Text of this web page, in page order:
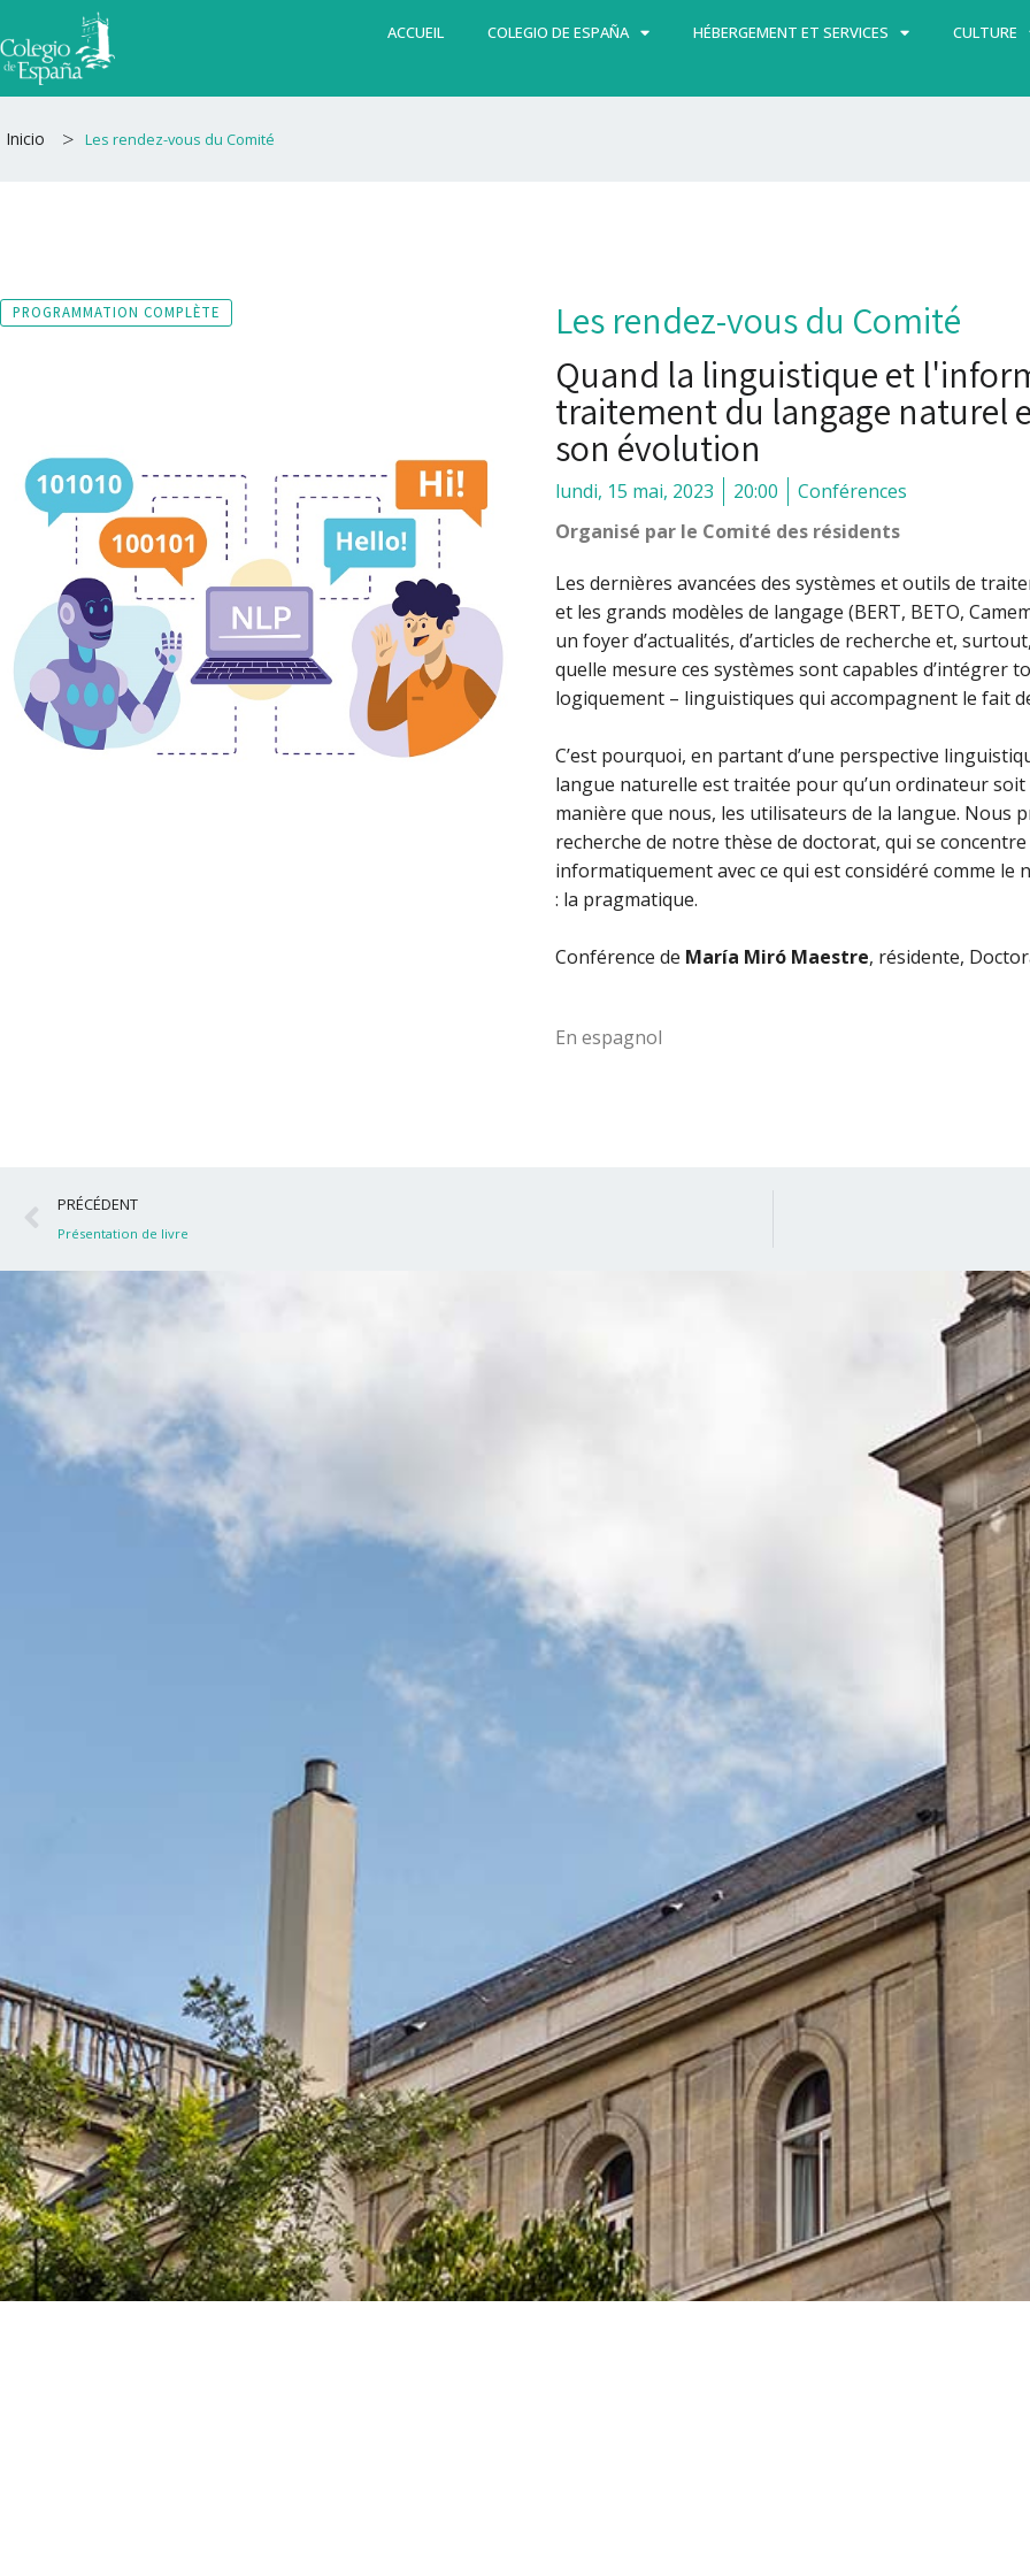
au
contenu
ACCUEIL COLEGIO DE ESPAÑA HÉBERGEMENT ET SERVICES CULTURE
Inicio > Les rendez-vous du Comité
PROGRAMMATION COMPLÈTE
Les rendez-vous du Comité
Quand la linguistique et
traitement du langage naturel
son évolution
lundi, 15 mai, 2023 20:00
Conférences
Organisé par le Comité des résidents
Les dernières avancées des systèmes et outils de
et les grands modèles de langage (BERT, BETO,
un foyer d’actualités, d’articles de recherche et,
quelle mesure ces systèmes sont capables d’intégrer
logiquement – linguistiques qui accompagnent le fait
C’est pourquoi, en partant d’une perspective
langue naturelle est traitée pour qu’un ordinateur
manière que nous, les utilisateurs de la langue. Nous
recherche de notre thèse de doctorat, qui se
informatiquement avec ce qui est considéré comme
: la pragmatique.
Conférence de María Miró Maestre, résidente,
En espagnol
Précédent
PRÉCÉDENT
Présentation de livre